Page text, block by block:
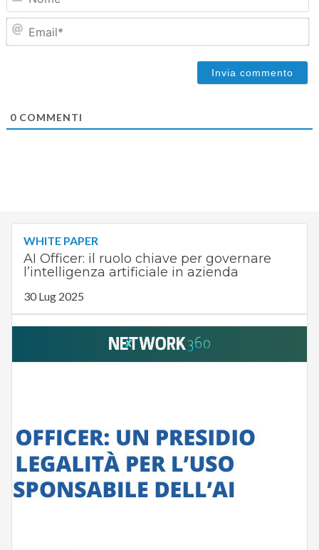
0COMMENTI
WHITE PAPER
AI Officer: il ruolo chiave per governare
l’intelligenza artificiale in azienda
30 Lug 2025